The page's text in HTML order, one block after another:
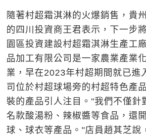
隨著村超霜淇淋的火爆銷售，貴
的四川投資商王君表示，下一步
園區投資建設村超霜淇淋生產工
品加工有限公司是一家農業產業
業，早在2023年村超期間就已進
司位於村超球場旁的村超特色產
裝的產品引人注目。"我們不僅針
名款酸湯粉、辣椒醬等食品，還
球、球衣等產品。"店員趙其芝說